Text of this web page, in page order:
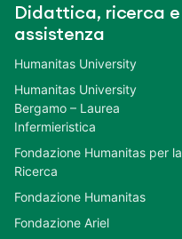
Didattica, ricerca e
assistenza
Humanitas University
Humanitas University
Bergamo – Laurea
Infermieristica
Fondazione Humanitas per la
Ricerca
Fondazione Humanitas
Fondazione Ariel